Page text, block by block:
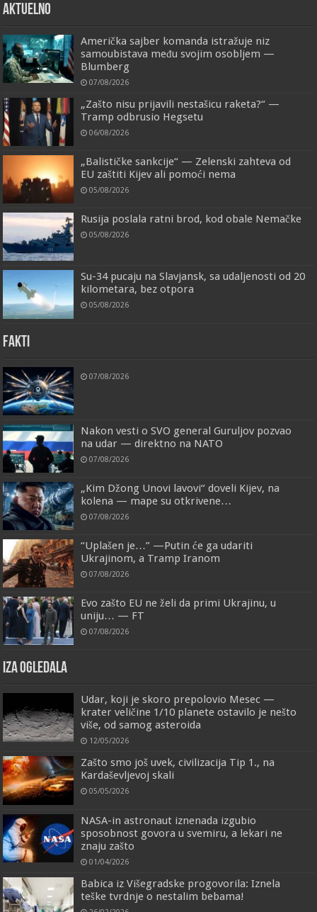
AKTUELNO
Američka sajber komanda istražuje niz
samoubistava među svojim osobljem —
Blumberg
07/08/2026
„Zašto nisu prijavili nestašicu raketa?“ —
Tramp odbrusio Hegsetu
06/08/2026
„Balističke sankcije“ — Zelenski zahteva od
EU zaštiti Kijev ali pomoći nema
05/08/2026
Rusija poslala ratni brod, kod obale Nemačke
05/08/2026
Su-34 pucaju na Slavjansk, sa udaljenosti od 20
kilometara, bez otpora
05/08/2026
FAKTI
07/08/2026
Nakon vesti o SVO general Guruljov pozvao
na udar — direktno na NATO
07/08/2026
„Kim Džong Unovi lavovi“ doveli Kijev, na
kolena — mape su otkrivene…
07/08/2026
“Uplašen je…” —Putin će ga udariti
Ukrajinom, a Tramp Iranom
07/08/2026
Evo zašto EU ne želi da primi Ukrajinu, u
uniju… — FT
07/08/2026
IZA OGLEDALA
Udar, koji je skoro prepolovio Mesec —
krater veličine 1/10 planete ostavilo je nešto
više, od samog asteroida
12/05/2026
Zašto smo još uvek, civilizacija Tip 1., na
Kardaševljevoj skali
05/05/2026
NASA-in astronaut iznenada izgubio
sposobnost govora u svemiru, a lekari ne
znaju zašto
01/04/2026
Babica iz Višegradske progovorila: Iznela
teške tvrdnje o nestalim bebama!